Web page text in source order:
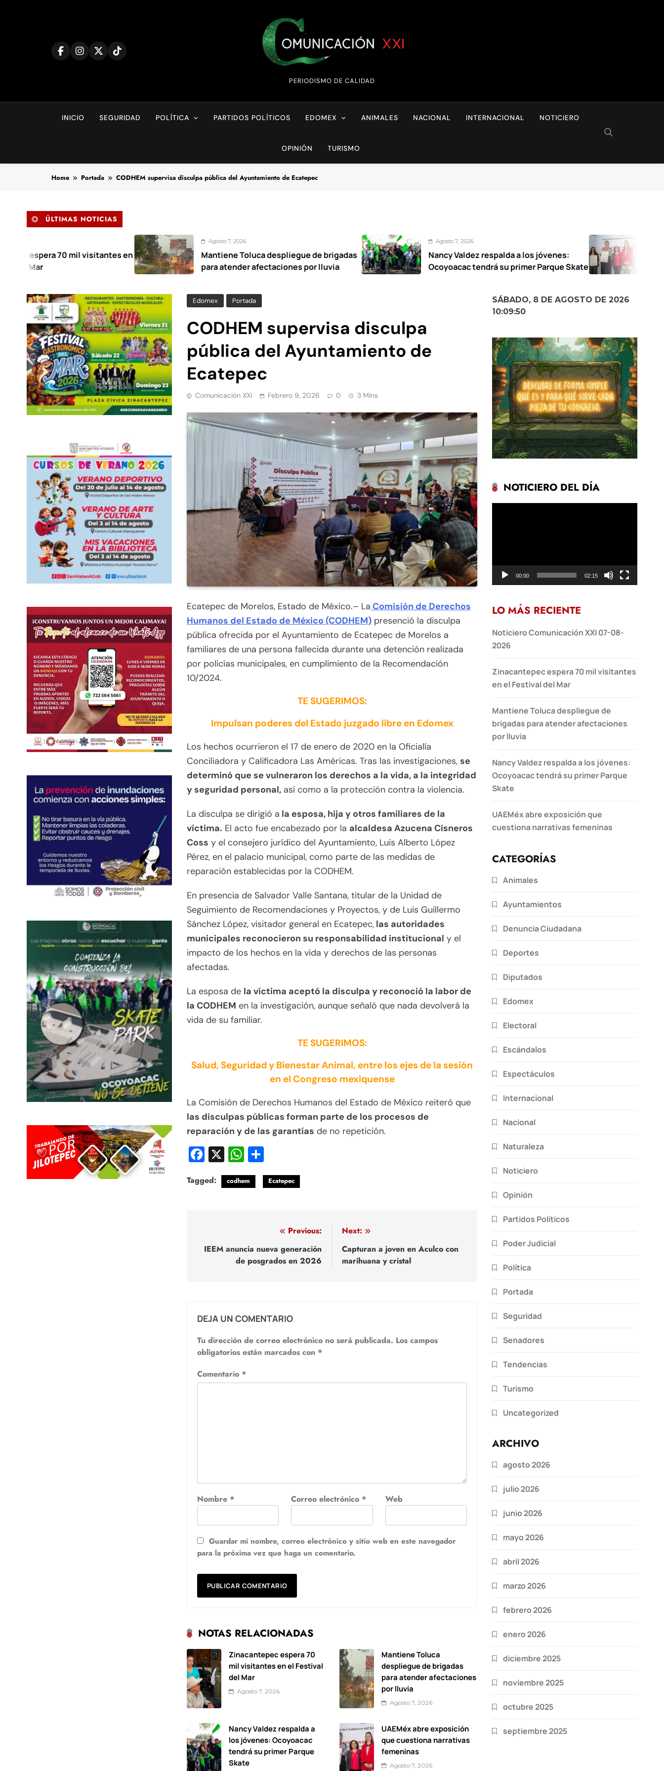
Comunicación XXI
PERIODISMO DE CALIDAD
INICIO SEGURIDAD POLÍTICA PARTIDOS POLÍTICOS EDOMEX ANIMALES NACIONAL INTERNACIONAL NOTICIERO
OPINIÓN TURISMO
Home Portada CODHEM supervisa disculpa pública del Ayuntamiento de Ecatepec
ÚLTIMAS NOTICIAS
mil visitantes en
Agosto 7, 2026
Mantiene Toluca despliegue de brigadas
para atender afectaciones por lluvia
Agosto 7, 2026
Nancy Valdez respalda a los jóvenes:
Ocoyoacac tendrá su primer Parque Skate
Agosto 7, 2026
UAEMéx abre
narrativas
Edomex Portada
CODHEM supervisa disculpa
pública del Ayuntamiento de
Ecatepec
Comunicación XXI Febrero 9, 2026 0 3 Mins
Ecatepec de Morelos, Estado de México.– La Comisión de Derechos
Humanos del Estado de México (CODHEM) presenció la disculpa
pública ofrecida por el Ayuntamiento de Ecatepec de Morelos a
familiares de una persona fallecida durante una detención realizada
por policías municipales, en cumplimiento de la Recomendación
10/2024.
TE SUGERIMOS:
Impulsan poderes del Estado juzgado libre en Edomex
Los hechos ocurrieron el 17 de enero de 2020 en la Oficialía
Conciliadora y Calificadora Las Américas. Tras las investigaciones, se
determinó que se vulneraron los derechos a la vida, a la integridad
y seguridad personal, así como a la protección contra la violencia.
La disculpa se dirigió a la esposa, hija y otros familiares de la
víctima. El acto fue encabezado por la alcaldesa Azucena Cisneros
Coss y el consejero jurídico del Ayuntamiento, Luis Alberto López
Pérez, en el palacio municipal, como parte de las medidas de
reparación establecidas por la CODHEM.
En presencia de Salvador Valle Santana, titular de la Unidad de
Seguimiento de Recomendaciones y Proyectos, y de Luis Guillermo
Sánchez López, visitador general en Ecatepec, las autoridades
municipales reconocieron su responsabilidad institucional y el
impacto de los hechos en la vida y derechos de las personas
afectadas.
La esposa de la víctima aceptó la disculpa y reconoció la labor de
la CODHEM en la investigación, aunque señaló que nada devolverá la
vida de su familiar.
TE SUGERIMOS:
Salud, Seguridad y Bienestar Animal, entre los ejes de la sesión
en el Congreso mexiquense
La Comisión de Derechos Humanos del Estado de México reiteró que
las disculpas públicas forman parte de los procesos de
reparación y de las garantías de no repetición.
Facebook
X WhatsApp
Tagged: codhem Ecatepec
de
entradas
Previous:
IEEM anuncia nueva generación
de posgrados en 2026
Next:
Capturan a joven en Aculco con
marihuana y cristal
DEJA UN COMENTARIO
Tu dirección de correo electrónico no será publicada. Los campos
obligatorios están marcados con *
Comentario *
Nombre * Correo electrónico * Web
Guardar mi nombre, correo electrónico y sitio web en este navegador
para la próxima vez que haga un comentario.
NOTAS RELACIONADAS
Zinacantepec espera 70
mil visitantes en el Festival
del Mar
Agosto 7, 2026
Mantiene Toluca
despliegue de brigadas
para atender afectaciones
por lluvia
Agosto 7, 2026
Nancy Valdez respalda a
los jóvenes: Ocoyoacac
tendrá su primer Parque
Skate
UAEMéx abre exposición
que cuestiona narrativas
femeninas
Agosto 7, 2026
SÁBADO, 8 DE AGOSTO DE 2026
10:09:51
NOTICIERO DEL DÍA
00:00 02:15
LO MÁS RECIENTE
Noticiero Comunicación XXI 07-08-
2026
Zinacantepec espera 70 mil visitantes
en el Festival del Mar
Mantiene Toluca despliegue de
brigadas para atender afectaciones
por lluvia
Nancy Valdez respalda a los jóvenes:
Ocoyoacac tendrá su primer Parque
Skate
UAEMéx abre exposición que
cuestiona narrativas femeninas
CATEGORÍAS
Animales
Ayuntamientos
Denuncia Ciudadana
Deportes
Diputados
Edomex
Electoral
Escándalos
Espectáculos
Internacional
Nacional
Naturaleza
Noticiero
Opinión
Partidos Políticos
Poder Judicial
Política
Portada
Seguridad
Senadores
Tendencias
Turismo
Uncategorized
ARCHIVO
agosto 2026
julio 2026
junio 2026
mayo 2026
abril 2026
marzo 2026
febrero 2026
enero 2026
diciembre 2025
noviembre 2025
octubre 2025
septiembre 2025